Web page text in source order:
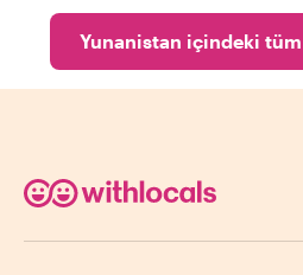
Yunanistan içindeki